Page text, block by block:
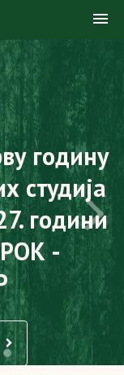
годину
студија
години
-